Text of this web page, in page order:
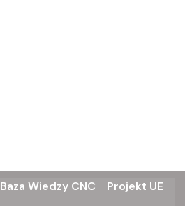
Baza Wiedzy CNC Projekt UE